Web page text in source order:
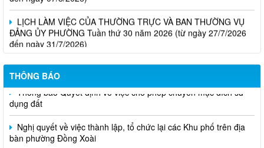
LỊCH LÀM VIỆC CỦA THƯỜNG TRỰC VÀ BAN THƯỜNG VỤ
ĐẢNG ỦY PHƯỜNG Tuần thứ 30 năm 2026 (từ ngày 27/7/2026
đến ngày 31/7/2026)
THÔNG BÁO
Thông báo Quyết định về việc cho phép chuyển mục đích sử
dụng đất
Nghị quyết về việc thành lập, tổ chức lại các Khu phố trên địa
bàn phường Đồng Xoài